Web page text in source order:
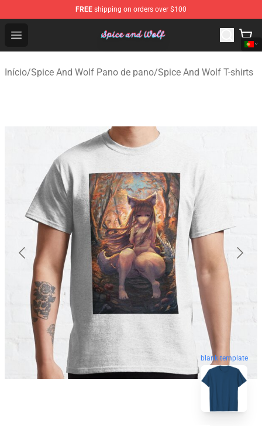
FREE shipping on orders over $100
Open menu
Spice And Wolf Store - Official Spice And Wolf
Início/Spice And Wolf Pano de pano/Spice And Wolf T-shirts
blank template